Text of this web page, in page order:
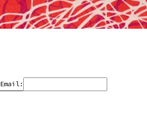
Email: